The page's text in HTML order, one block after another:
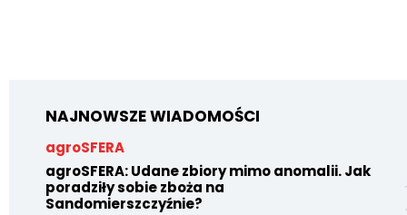
NAJNOWSZE WIADOMOŚCI
agroSFERA
agroSFERA: Udane zbiory mimo anomalii. Jak
poradziły sobie zboża na
Sandomierszczyźnie?